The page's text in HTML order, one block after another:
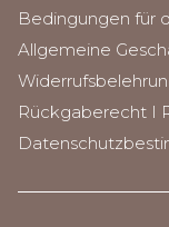
Bedingungen für
Allgemeine
Rückgaberecht I